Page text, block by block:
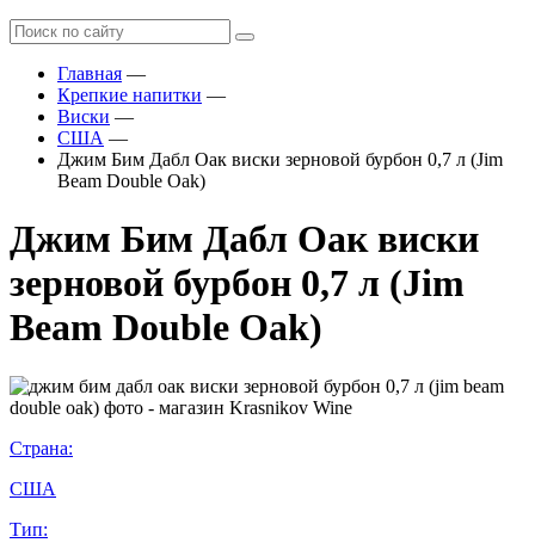
Главная —
Крепкие напитки —
Виски —
США —
Джим Бим Дабл Оак виски зерновой бурбон 0,7 л (Jim
Beam Double Oak)
Джим Бим Дабл Оак виски
зерновой бурбон 0,7 л (Jim
Beam Double Oak)
Страна:
США
Тип: